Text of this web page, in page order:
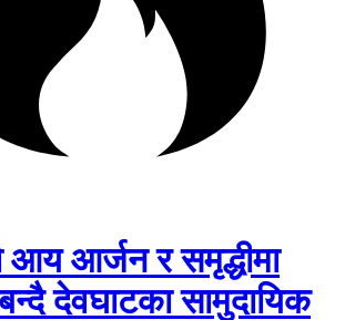
आय आर्जन र समृद्धीमा
देवघाटका सामुदायिक